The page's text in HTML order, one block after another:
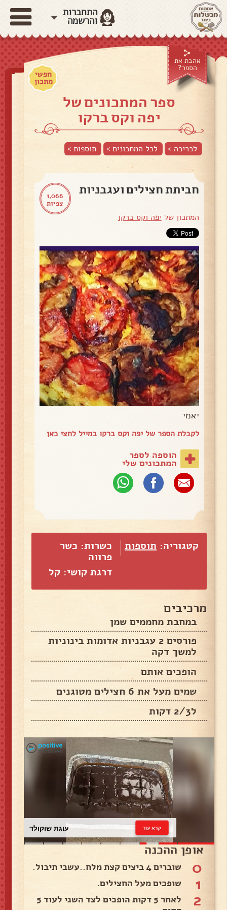
התחברות
והרשמה
אהבת את
הספר?
חפשי
מתכון
ספר המתכונים של
יפה וקס ברקו
לכריכה > לכל המתכונים > תוספות>
1,066
צפיות
חביתת חצילים ועגבניות
המתכון של יפה וקס ברקו
יאמי
לקבלת הספר של יפה וקס ברקו במייללחצי כאן
הוספה לספר
המתכונים שלי
קטגוריה: תוספות
כשרות: כשר
פרווה
דרגת קושי: קל
מרכיבים
במחבת מחממים שמן
פורסים 2 עגבניות אדומות בינוניות
למשך דקה
הופכים אותם
שמים מעל את 6 חצילים מטוגנים
ל2/3 דקות
עוגת שוקולד קרא עוד
אופן ההכנה
0 שוברים 4 ביצים קצת מלח..עשבי תיבול.
1 שופכים מעל החצילים.
2
לאחר 5 דקות הופכים לצד השני לעוד 5